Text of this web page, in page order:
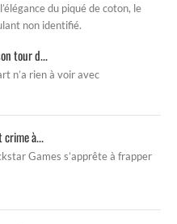
du piqué de coton, le
non identifié.
tour d...
n’a rien à voir avec
crime à...
Games s’apprête à frapper